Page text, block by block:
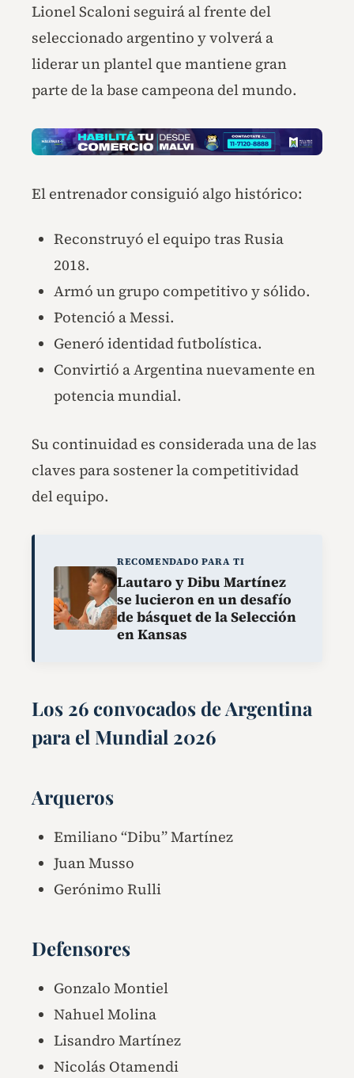
Lionel Scaloni seguirá al frente del
seleccionado argentino y volverá a
liderar un plantel que mantiene gran
parte de la base campeona del mundo.
El entrenador consiguió algo histórico:
Reconstruyó el equipo tras Rusia
2018.
Armó un grupo competitivo y sólido.
Potenció a Messi.
Generó identidad futbolística.
Convirtió a Argentina nuevamente en
potencia mundial.
Su continuidad es considerada una de las
claves para sostener la competitividad
del equipo.
RECOMENDADO PARA TI
Lautaro y Dibu Martínez
se lucieron en un desafío
de básquet de la Selección
en Kansas
Los 26 convocados de Argentina
para el Mundial 2026
Arqueros
Emiliano “Dibu” Martínez
Juan Musso
Gerónimo Rulli
Defensores
Gonzalo Montiel
Nahuel Molina
Lisandro Martínez
Nicolás Otamendi